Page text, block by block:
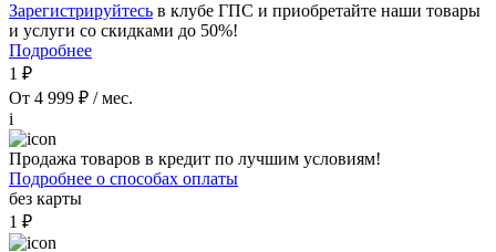
Зарегистрируйтесь в клубе ГПС и приобретайте наши товары
и услуги со скидками до 50%!
Подробнее
1 ₽
От 4 999 ₽ / мес.
i
Продажа товаров в кредит по лучшим условиям!
Подробнее о способах оплаты
без карты
1 ₽